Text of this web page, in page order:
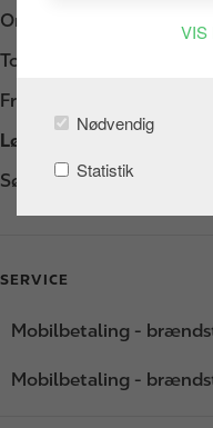
VIS
Nødvendig
Statistik
Onsdag
Torsdag
Fredag
Lørdag
Søndag
SERVICE
Mobilbetaling -
Mobilbetaling -